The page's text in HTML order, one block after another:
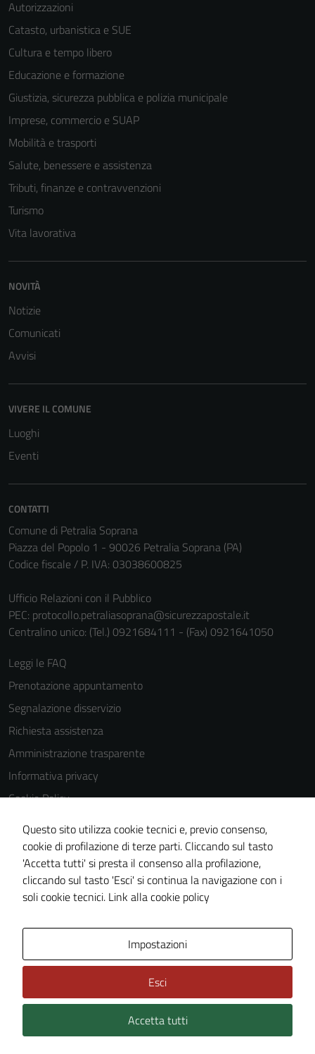
Autorizzazioni
Catasto, urbanistica e SUE
Cultura e tempo libero
Educazione e formazione
Giustizia, sicurezza pubblica e polizia municipale
Imprese, commercio e SUAP
Mobilità e trasporti
Salute, benessere e assistenza
Tributi, finanze e contravvenzioni
Turismo
Vita lavorativa
NOVITÀ
Notizie
Comunicati
Avvisi
VIVERE IL COMUNE
Luoghi
Eventi
CONTATTI
Comune di Petralia Soprana
Piazza del Popolo 1 - 90026 Petralia Soprana (PA)
Codice fiscale / P. IVA: 03038600825
Ufficio Relazioni con il Pubblico
PEC: protocollo.petraliasoprana@sicurezzapostale.it
Centralino unico: (Tel.) 0921684111 - (Fax) 0921641050
Leggi le FAQ
Prenotazione appuntamento
Segnalazione disservizio
Richiesta assistenza
Amministrazione trasparente
Informativa privacy
Cookie Policy
Note legali
Dichiarazione di accessibilità
Obiettivi di accessiblità
Piano di miglioramento del sito
Technical Design s.r.l.
Questo sito utilizza cookie tecnici e, previo consenso,
cookie di profilazione di terze parti. Cliccando sul tasto
'Accetta tutti' si presta il consenso alla profilazione,
cliccando sul tasto 'Esci' si continua la navigazione con i
soli cookie tecnici. Link alla cookie policy
Impostazioni
Esci
Accetta tutti
Questi cookie
sono necessari
per il
del sito e non
possono
essere